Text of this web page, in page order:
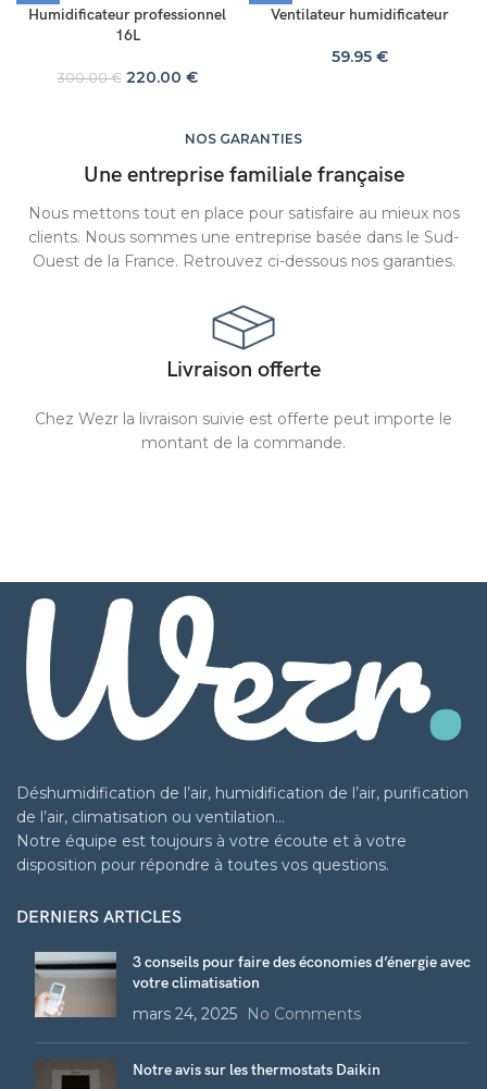
Humidificateur professionnel
16L
300.00€ 220.00 €
Ventilateur humidificateur
59.95 €
NOS GARANTIES
Une entreprise familiale française
Nous mettons tout en place pour satisfaire au mieux nos
clients. Nous sommes une entreprise basée dans le Sud-
Ouest de la France. Retrouvez ci-dessous nos garanties.
Livraison offerte
Chez Wezr la livraison suivie est offerte peut importe le
montant de la commande.
Déshumidification de l’air, humidification de l’air, purification
de l’air, climatisation ou ventilation…
Notre équipe est toujours à votre écoute et à votre
disposition pour répondre à toutes vos questions.
DERNIERS ARTICLES
3 conseils pour faire des économies d’énergie avec
votre climatisation
mars 24, 2025 No Comments
Notre avis sur les thermostats Daikin